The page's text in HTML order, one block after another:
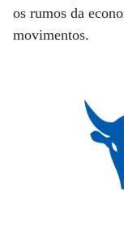
os rumos da
movimentos.